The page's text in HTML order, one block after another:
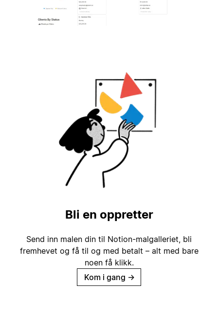
Bli en oppretter
Send inn malen din til Notion-malgalleriet, bli
fremhevet og få til og med betalt – alt med bare
noen få klikk.
Kom i gang →